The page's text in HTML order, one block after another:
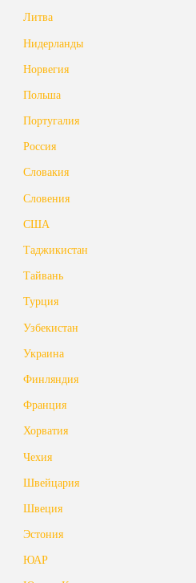
Литва
Нидерланды
Норвегия
Польша
Португалия
Россия
Словакия
Словения
США
Таджикистан
Тайвань
Турция
Узбекистан
Украина
Финляндия
Франция
Хорватия
Чехия
Швейцария
Швеция
Эстония
ЮАР